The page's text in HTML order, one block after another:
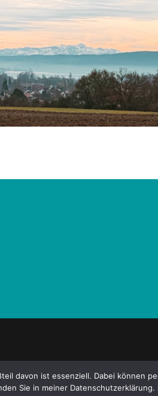
davon ist essenziell. Dabei können
Sie in meiner